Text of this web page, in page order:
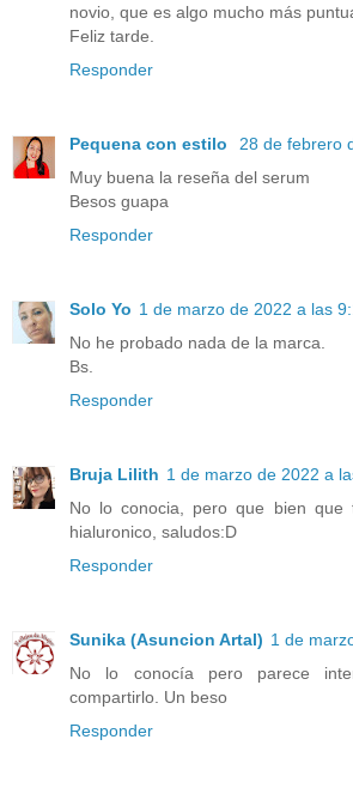
novio, que es algo mucho más
Feliz tarde.
Responder
Pequena con estilo
28 de febrero
Muy buena la reseña del serum
Besos guapa
Responder
Solo Yo 1 de marzo de 2022 a las
No he probado nada de la marca.
Bs.
Responder
Bruja Lilith 1 de marzo de 2022 a
No lo conocia, pero que bien que
hialuronico, saludos:D
Responder
Sunika (Asuncion Artal) 1 de
No lo conocía pero parece
compartirlo. Un beso
Responder